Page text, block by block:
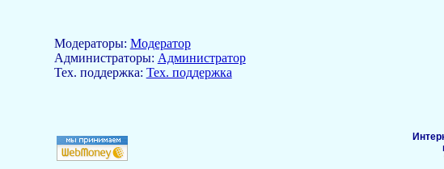
Модераторы: Модератор
Aдминистраторы: Администратор
Тех. поддержка: Тех. поддержка